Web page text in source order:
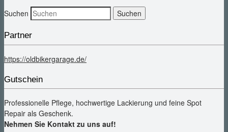
Suchen
Partner
https://oldbikergarage.de/
Gutschein
Professionelle Pflege, hochwertige Lackierung und feine Spot
Repair als Geschenk.
Nehmen Sie Kontakt zu uns auf!